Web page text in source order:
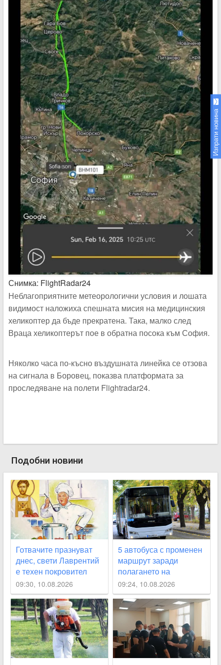
Снимка: FlightRadar24
Неблагоприятните метеорологични условия и лошата
видимост наложиха спешната мисия на медицинския
хеликоптер да бъде прекратена. Така, малко след
Враца хеликоптерът пое в обратна посока към София.
Няколко часа по-късно въздушната линейка се отзова
на сигнала в Боровец, показва платформата за
проследяване на полети Flightradar24.
Подобни новини
Готвачите празнуват
днес, свети Лаврентий
е техен покровител
09:30, 10.08.2026
5 автобуса с променен
маршрут заради
полагането на
топлопровод на
Пещерско шосе
09:24, 10.08.2026
Изпрати новина